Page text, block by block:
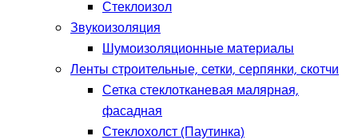
Стеклоизол
Звукоизоляция
Шумоизоляционные материалы
Ленты строительные, сетки, серпянки, скотчи
Сетка стеклотканевая малярная,
фасадная
Стеклохолст (Паутинка)